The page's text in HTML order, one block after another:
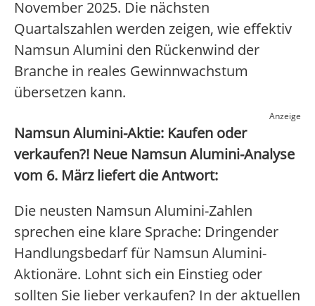
November 2025. Die nächsten
Quartalszahlen werden zeigen, wie effektiv
Namsun Alumini den Rückenwind der
Branche in reales Gewinnwachstum
übersetzen kann.
Anzeige
Namsun Alumini-Aktie: Kaufen oder
verkaufen?! Neue Namsun Alumini-Analyse
vom 6. März liefert die Antwort:
Die neusten Namsun Alumini-Zahlen
sprechen eine klare Sprache: Dringender
Handlungsbedarf für Namsun Alumini-
Aktionäre. Lohnt sich ein Einstieg oder
sollten Sie lieber verkaufen? In der aktuellen